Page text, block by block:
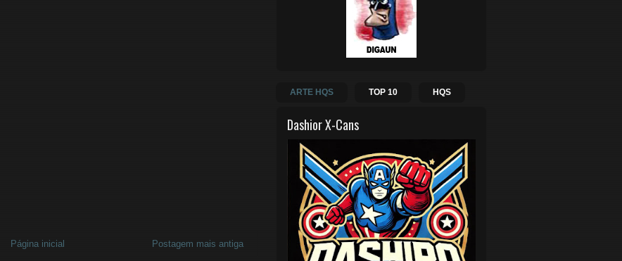
Postagem mais antiga
Página inicial
ARTE HQS TOP 10 HQS
Dashior X-Cans